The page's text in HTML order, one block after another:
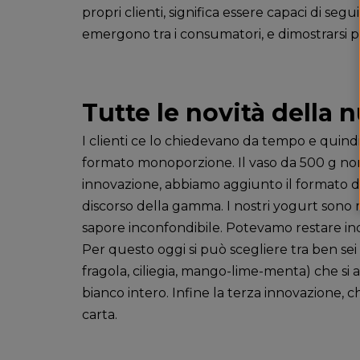
propri clienti, significa essere capaci di
emergono tra i consumatori, e dimostrarsi
Tutte le novità della
I clienti ce lo chiedevano da tempo e
formato monoporzione. Il vaso da 500 g
innovazione, abbiamo aggiunto il formato
discorso della gamma. I nostri yogurt
sapore inconfondibile. Potevamo restare
Per questo oggi si può scegliere tra ben
fragola, ciliegia, mango-lime-menta) che
bianco intero. Infine la terza innovazione,
carta.